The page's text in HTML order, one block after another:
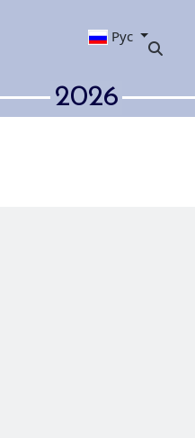
Рус
2026